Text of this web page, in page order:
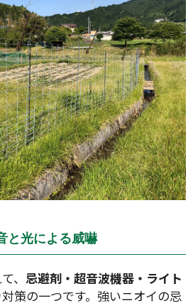
と光による威嚇
、 忌避剤・超音波機器・ライト
策の一つです。強いニオイの忌